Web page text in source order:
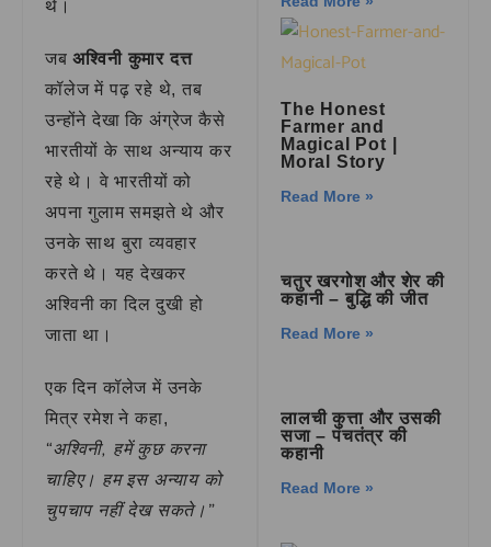
थे।
जबअश्विनी कुमार दत्त
कॉलेज में पढ़ रहे थे, तब
उन्होंने देखा कि अंग्रेज कैसे
भारतीयों के साथ अन्याय कर
रहे थे। वे भारतीयों को
अपना गुलाम समझते थे और
उनके साथ बुरा व्यवहार
करते थे। यह देखकर
अश्विनी का दिल दुखी हो
जाता था।
एक दिन कॉलेज में उनके
मित्र रमेश ने कहा,
“अश्विनी, हमें कुछ करना
चाहिए। हम इस अन्याय को
चुपचाप नहीं देख सकते।”
The Honest
Farmer and
Magical Pot |
Moral Story
Read More »
चतुर खरगोश और शेर की
कहानी – बुद्धि की जीत
Read More »
लालची कुत्ता और उसकी
सजा – पंचतंत्र की
कहानी
Read More »